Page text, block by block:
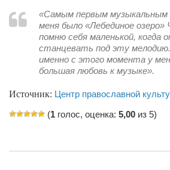
«Самым первым музыкальным
меня было «Лебединое озеро»
помню себя маленькой, когда
станцевать под эту
именно с этого момента у
большая любовь к музыке».
Источник: Центр православной
(1 голос, оценка: 5,00 из 5)